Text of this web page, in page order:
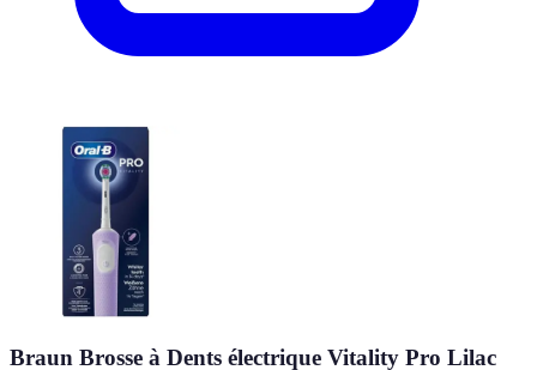
Braun Brosse à Dents électrique Vitality Pro Lilac